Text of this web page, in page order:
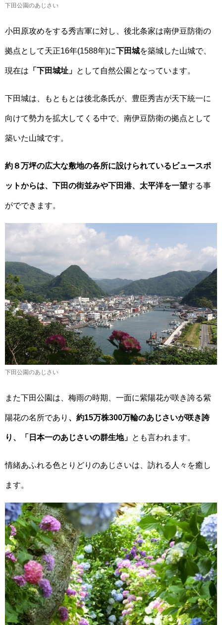
下田公園のあじさい
小田原攻めをする秀吉軍に対し、後北条家は南伊豆防衛の
拠点として天正16年(1588年)に下田城を築城した山城で、
現在は 「下田城址」 として自然公園となっています。
下田城は、もともとは後北条氏が、豊臣秀吉が天下統一に
向けて勢力を拡大してくる中で、南伊豆防衛の拠点として
築いた山城です。
約８万坪の広大な敷地の各所に設けられているビュースポ
ットからは、下田の街並みや下田港、太平洋を一望する事
がでできます。
下田公園のあじさい
また下田公園は、梅雨の時期、一面に紫陽花が咲き誇る紫
陽花の名所であり 、約15万株300万輪のあじさいが咲き誇
り、「日本一のあじさいの群生地」 とも言われます。
情緒あふれる色とりどりのあじさいは、訪れる人々を癒し
ます。